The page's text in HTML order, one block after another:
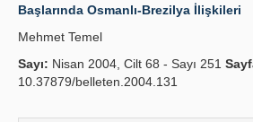
Başlarında Osmanlı-Brezilya İlişkileri
Mehmet Temel
Sayı: Nisan 2004, Cilt 68 - Sayı 251
10.37879/belleten.2004.131